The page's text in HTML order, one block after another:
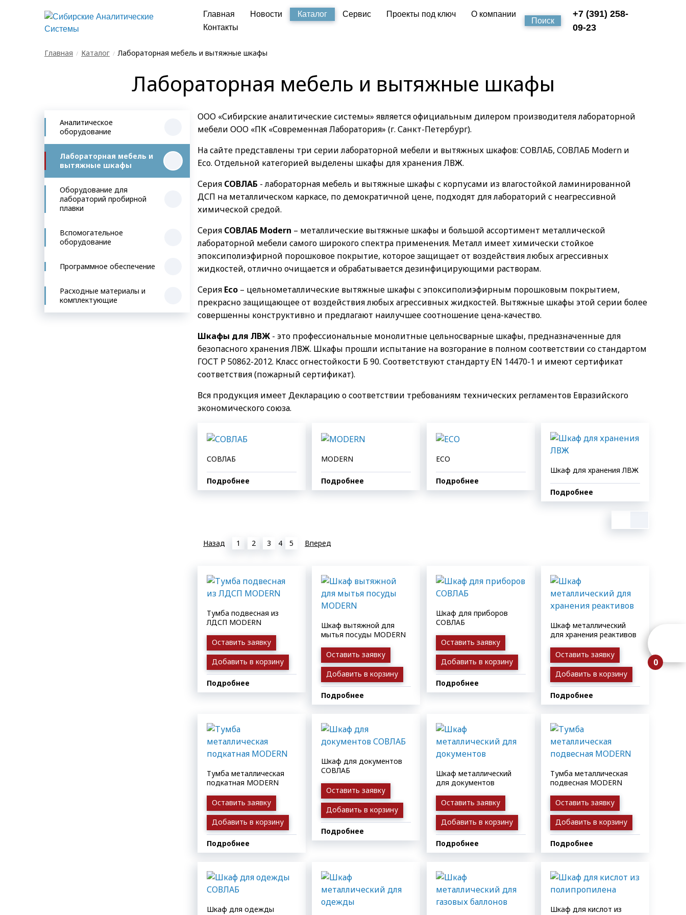
Главная Новости Каталог Сервис Проекты под ключ
О компании
Контакты
Поиск
+7 (391) 258-
09-23
Главная Каталог Лабораторная мебель и вытяжные шкафы
Лабораторная мебель и вытяжные шкафы
Аналитическое
оборудование
Лабораторная мебель и
вытяжные шкафы
Оборудование для
лабораторий пробирной
плавки
Вспомогательное
оборудование
Программное обеспечение
Расходные материалы и
комплектующие
ООО «Сибирские аналитические системы» является официальным дилером производителя лабораторной
мебели ООО «ПК «Современная Лаборатория» (г. Санкт-Петербург).
На сайте представлены три серии лабораторной мебели и вытяжных шкафов: СОВЛАБ, СОВЛАБ Modern и
Есо. Отдельной категорией выделены шкафы для хранения ЛВЖ.
Серия СОВЛАБ - лабораторная мебель и вытяжные шкафы с корпусами из влагостойкой ламинированной
ДСП на металлическом каркасе, по демократичной цене, подходят для лабораторий с неагрессивной
химической средой.
Серия СОВЛАБ Modern – металлические вытяжные шкафы и большой ассортимент металлической
лабораторной мебели самого широкого спектра применения. Металл имеет химически стойкое
эпоксиполиэфирной порошковое покрытие, которое защищает от воздействия любых агрессивных
жидкостей, отлично очищается и обрабатывается дезинфицирующими растворам.
Серия Есо – цельнометаллические вытяжные шкафы с эпоксиполиэфирным порошковым покрытием,
прекрасно защищающее от воздействия любых агрессивных жидкостей. Вытяжные шкафы этой серии более
совершенны конструктивно и предлагают наилучшее соотношение цена-качество.
Шкафы для ЛВЖ - это профессиональные монолитные цельносварные шкафы, предназначенные для
безопасного хранения ЛВЖ. Шкафы прошли испытание на возгорание в полном соответствии со стандартом
ГОСТ Р 50862-2012. Класс огнестойкости Б 90. Соответствуют стандарту EN 14470-1 и имеют сертификат
соответствия (пожарный сертификат).
Вся продукция имеет Декларацию о соответствии требованиям технических регламентов Евразийского
экономического союза.
СОВЛАБ
Подробнее
MODERN
Подробнее
ECO
Подробнее
Шкаф для хранения ЛВЖ
Подробнее
Назад 1 2 3 4 5 Вперед
Тумба подвесная из
ЛДСП MODERN
Оставить заявку
Добавить в корзину
Подробнее
Шкаф вытяжной для
мытья посуды MODERN
Оставить заявку
Добавить в корзину
Подробнее
Шкаф для приборов
СОВЛАБ
Оставить заявку
Добавить в корзину
Подробнее
Шкаф металлический
для хранения реактивов
Оставить заявку
Добавить в корзину
Подробнее
Тумба металлическая
подкатная MODERN
Оставить заявку
Добавить в корзину
Подробнее
Шкаф для документов
СОВЛАБ
Оставить заявку
Добавить в корзину
Подробнее
Шкаф металлический
для документов
Оставить заявку
Добавить в корзину
Подробнее
Тумба металлическая
подвесная MODERN
Оставить заявку
Добавить в корзину
Подробнее
Шкаф для одежды
Шкаф для кислот из
0